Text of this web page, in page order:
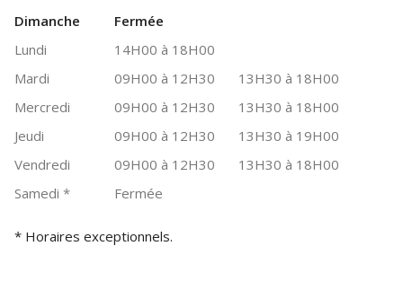
Dimanche
Fermée
Lundi
14H00 à 18H00
Mardi
09H00 à 12H30
13H30 à 18H00
Mercredi
09H00 à 12H30
13H30 à 18H00
Jeudi
09H00 à 12H30
13H30 à 19H00
Vendredi
09H00 à 12H30
13H30 à 18H00
Samedi * Fermée
* Horaires exceptionnels.